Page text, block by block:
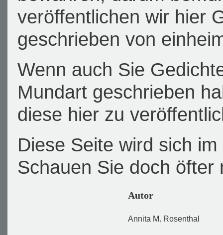
veröffentlichen wir hier
geschrieben von
Wenn auch Sie
Mundart geschrieben
diese hier zu
Diese Seite wird sich
Schauen Sie doch öfter
Autor
Annita M. Rosenthal